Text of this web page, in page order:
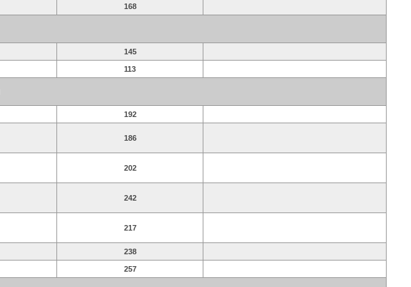
168
145
113
192
186
202
242
217
238
257